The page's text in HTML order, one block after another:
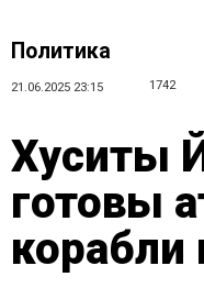
Политика
21.06.2025 23:15 1742
Хуситы
готовы